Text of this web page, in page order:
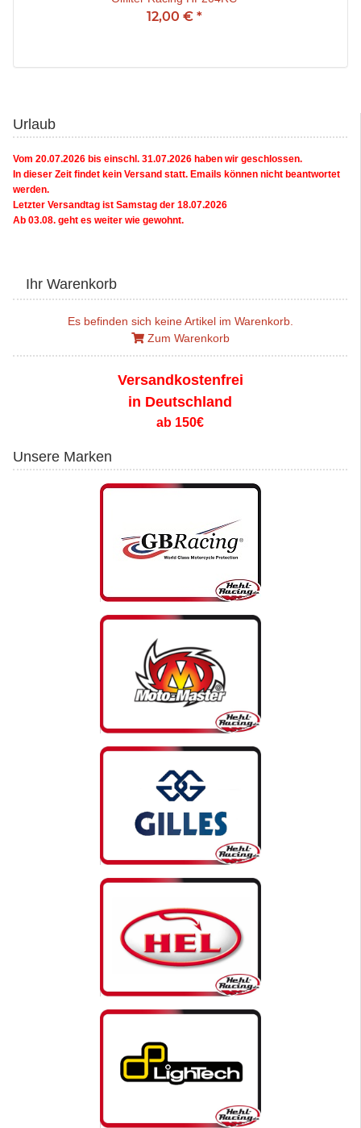
12,00 € *
Urlaub
Vom 20.07.2026 bis einschl. 31.07.2026 haben wir geschlossen.
In dieser Zeit findet kein Versand statt. Emails können nicht beantwortet
werden.
Letzter Versandtag ist Samstag der 18.07.2026
Ab 03.08. geht es weiter wie gewohnt.
Ihr Warenkorb
Es befinden sich keine Artikel im Warenkorb.
Zum Warenkorb
Versandkostenfrei
in Deutschland
ab 150€
Unsere Marken